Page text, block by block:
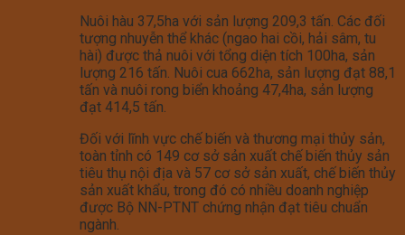
Nuôi hàu 37,5ha với sản lượng 209,3 tấn. Các đối
tượng nhuyễn thể khác (ngao hai cồi, hải sâm, tu
hài) được thả nuôi với tổng diện tích 100ha, sản
lượng 216 tấn. Nuôi cua 662ha, sản lượng đạt 88,1
tấn và nuôi rong biển khoảng 47,4ha, sản lượng
đạt 414,5 tấn.
Đối với lĩnh vực chế biến và thương mại thủy sản,
toàn tỉnh có 149 cơ sở sản xuất chế biến thủy sản
tiêu thụ nội địa và 57 cơ sở sản xuất, chế biến thủy
sản xuất khẩu, trong đó có nhiều doanh nghiệp
được Bộ NN-PTNT chứng nhận đạt tiêu chuẩn
ngành.